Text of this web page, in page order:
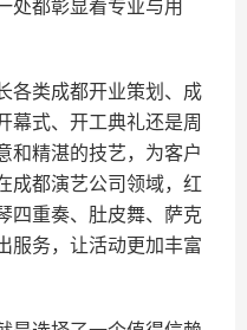
处都彰显着专业与用
各类成都开业策划、成
幕式、开工典礼还是周
和精湛的技艺，为客户
成都演艺公司领域，红
四重奏、肚皮舞、萨克
服务，让活动更加丰富